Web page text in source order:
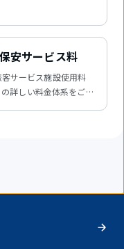
安サービス料
サービス施設使用料
の詳しい料金体系をご説